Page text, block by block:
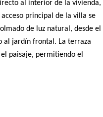
al interior de la vivienda,
principal de la villa se
de luz natural, desde el
al jardín frontal. La terraza
paisaje, permitiendo el